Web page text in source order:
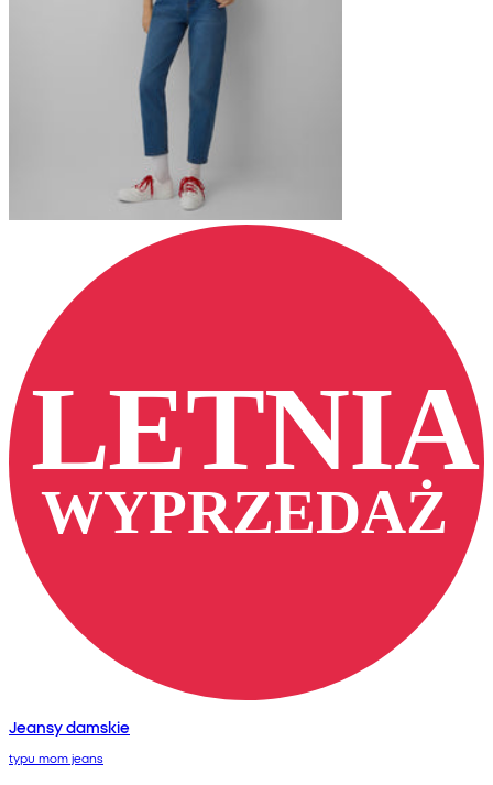
Jeansy damskie
typu mom jeans